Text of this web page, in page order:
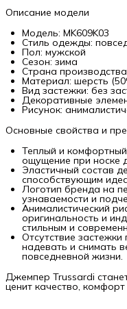
Описание модели
Модель: MK609K03
Стиль одежды:
Пол: мужской
Сезон: зима
Страна
Материал: шерсть
Вид застежки: без
Декоративные
Рисунок:
Основные свойства и
Теплый и
ощущение при носке
Эластичный состав
способствующим
Логотип бренда на
узнаваемости и
Анималистический
оригинальность и
стильным и
Отсутствие
надевать и снимать
повседневной жизни.
Джемпер Trussardi
ценит качество,